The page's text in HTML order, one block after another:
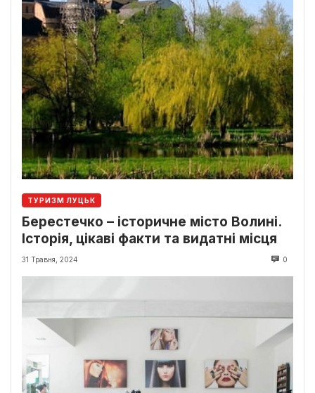
ТУРИЗМ ЛУЦЬК
Берестечко – історичне місто Волині.
Історія, цікаві факти та видатні місця
31 Травня, 2024 0